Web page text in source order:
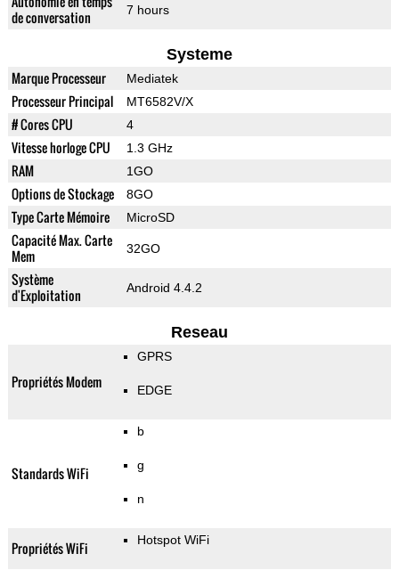
de conversation
7 hours
Systeme
Marque Processeur Mediatek
Processeur Principal MT6582V/X
# Cores CPU 4
Vitesse horloge CPU 1.3 GHz
RAM 1GO
Options de Stockage 8GO
Type Carte Mémoire MicroSD
Capacité Max. Carte
Mem
32GO
Système
d'Exploitation
Android 4.4.2
Reseau
Propriétés Modem
GPRS
EDGE
Standards WiFi
b
g
n
Propriétés WiFi Hotspot WiFi